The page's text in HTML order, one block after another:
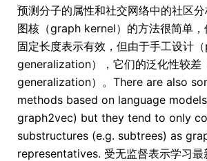
预测分子的属性和社交网络中的社区
图核（graph kernel）的方法很简单，
固定长度表示有效，但由于手工设计
generalization），它们的泛化性较差
generalization）。There are also
methods based on language
graph2vec) but they tend to only
substructures (e.g. subtrees) as
representatives. 受无监督表示学习最